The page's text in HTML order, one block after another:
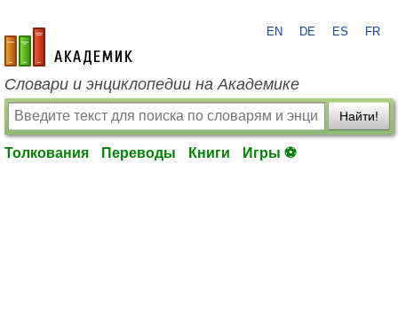
academic.ru
EN DE ES FR
Словари и энциклопедии на Академике
Найти!
Толкования Переводы Книги Игры ⚽